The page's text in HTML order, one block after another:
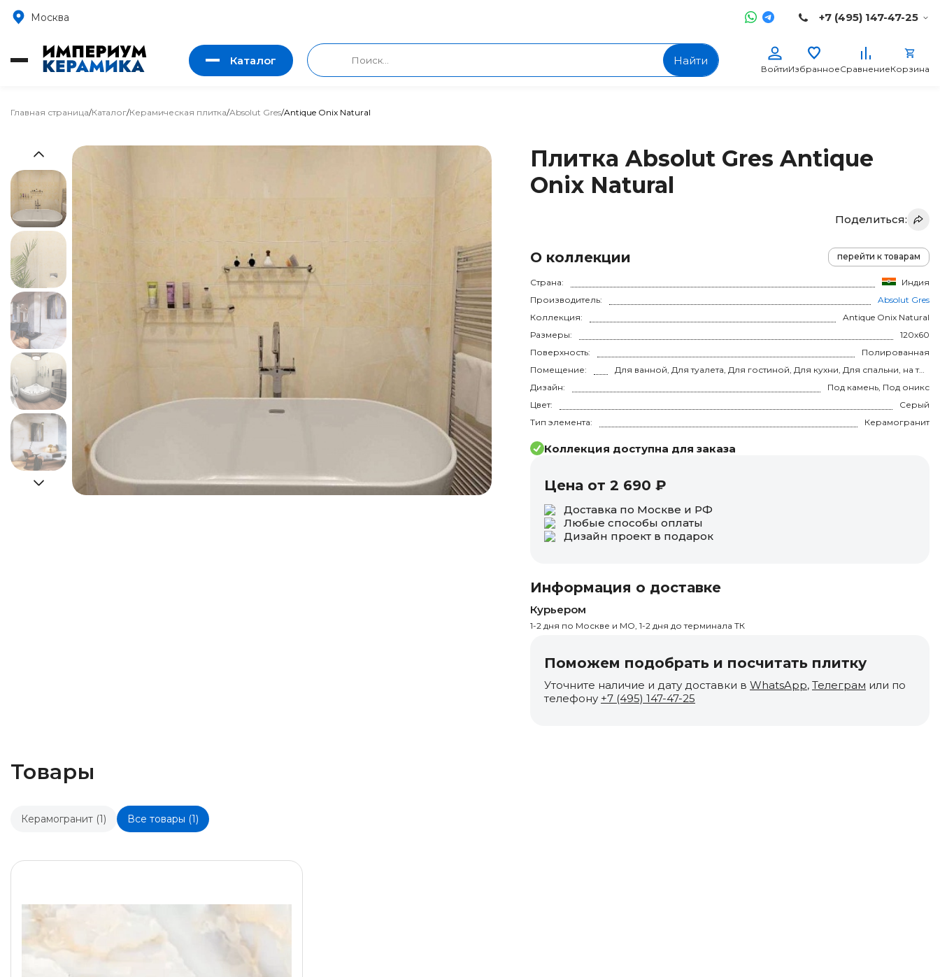
Москва +7 (495) 147-47-25
Каталог Найти
ВойтиИзбранноеСравнениеКорзина
Главная страница/Каталог/Керамическая плитка/Absolut Gres/Antique Onix Natural
Плитка Absolut Gres Antique
Onix Natural
Поделиться:
О коллекции перейти к товарам
Страна:
Индия
Производитель:
Absolut Gres
Коллекция:
Antique Onix Natural
Размеры:
120x60
Поверхность:
Полированная
Помещение:
Для ванной, Для туалета, Для гостиной, Для кухни, Для спальни, на теплый пол
Дизайн:
Под камень, Под оникс
Цвет:
Серый
Тип элемента:
Керамогранит
Коллекция доступна для заказа
Цена от 2 690 ₽
Доставка по Москве и РФ
Любые способы оплаты
Дизайн проект в подарок
Информация о доставке
Курьером
1-2 дня по Москве и МО, 1-2 дня до терминала ТК
Поможем подобрать и посчитать плитку
Уточните наличие и дату доставки в WhatsApp, Телеграм или по
телефону +7 (495) 147-47-25
Товары
Керамогранит (1) Все товары (1)